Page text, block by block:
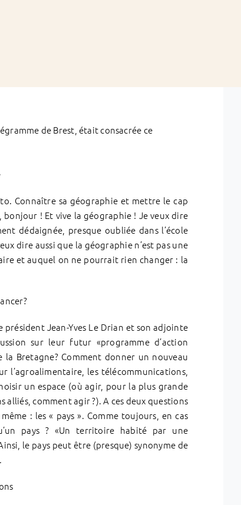
de Brest, était consacrée ce
Connaître sa géographie et mettre le cap
bonjour ! Et vive la géographie ! Je veux dire
dédaignée, presque oubliée dans l’école
dire aussi que la géographie n’est pas une
et auquel on ne pourrait rien changer : la
Jean-Yves Le Drian et son adjointe
sur leur futur «programme d’action
Bretagne? Comment donner un nouveau
l’agroalimentaire, les télécommunications,
un espace (où agir, pour la plus grande
alliés, comment agir ?). A ces deux questions
: les « pays ». Comme toujours, en cas
pays ? «Un territoire habité par une
le pays peut être (presque) synonyme de